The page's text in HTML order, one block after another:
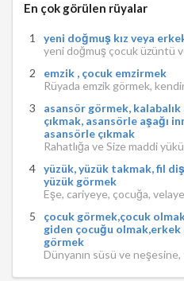
En çok görülen rüyalar
yeni doğmuş kız veya
yeni doğmuş çocuk üzüntü
emzik , çocuk emzirmek
Rüyada emzik görmek,
asansör görmek,
çıkmak, asansörle aşağı
asansörle çıkmak
Rahatlığa ve Size maddi
yüzük, yüzük takmak, fil
yüzük görmek
Eşe, cariyeye, çocuğa,
çocuk görmek,çocuk
giden çocuğu olmak,erkek
görmek
Dünyanın süsü ve neşesine,